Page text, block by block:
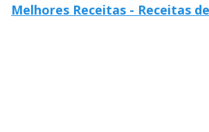
Melhores Receitas - Receitas